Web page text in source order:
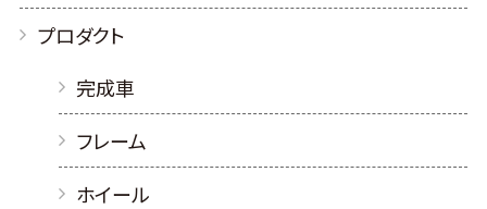
プロダクト
完成車
フレーム
ホイール